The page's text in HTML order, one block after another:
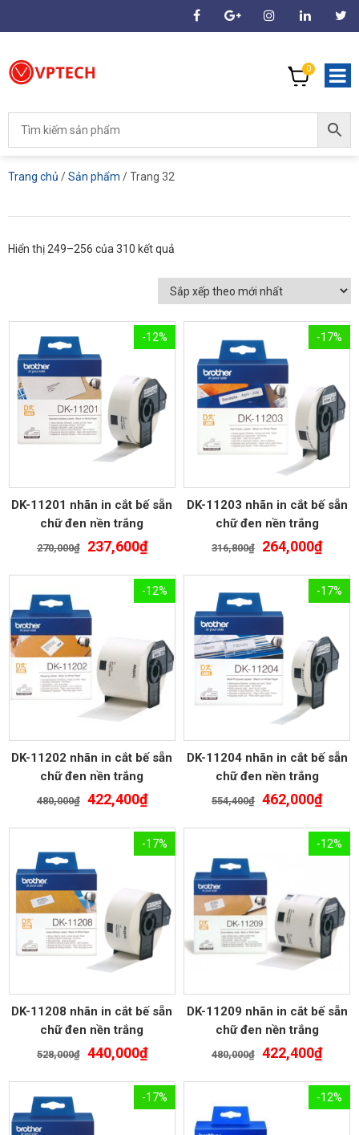
0
Trang chủ /Sản phẩm / Trang 32
Hiển thị 249–256 của 310 kết quả
-12%
DK-11201 nhãn in cắt bế sẵn
chữ đen nền trắng
270,000₫
Giá
270,000₫.
237,600₫Giá
tại
là:
237,600₫.
-17%
DK-11203 nhãn in cắt bế sẵn
chữ đen nền trắng
316,800₫
Giá
316,800₫.
264,000₫Giá
tại
là:
-12%
DK-11202 nhãn in cắt bế sẵn
chữ đen nền trắng
480,000₫
Giá
480,000₫.
422,400₫Giá
tại
là:
422,400₫.
-17%
DK-11204 nhãn in cắt bế sẵn
chữ đen nền trắng
554,400₫ Giá
554,400₫.
462,000₫Giá
tại
là:
-17%
DK-11208 nhãn in cắt bế sẵn
chữ đen nền trắng
528,000₫
Giá
528,000₫.
440,000₫Giá
tại
là:
440,000₫.
-12%
DK-11209 nhãn in cắt bế sẵn
chữ đen nền trắng
480,000₫ Giá
480,000₫.
422,400₫Giá
tại
là:
-17% -12%